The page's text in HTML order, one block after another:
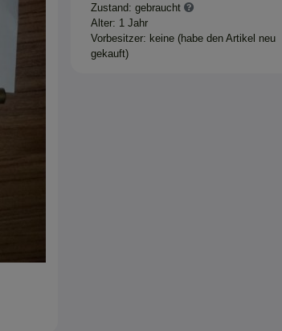
Zustand: gebraucht
Alter: 1 Jahr
Vorbesitzer: keine (habe den Artikel neu
gekauft)